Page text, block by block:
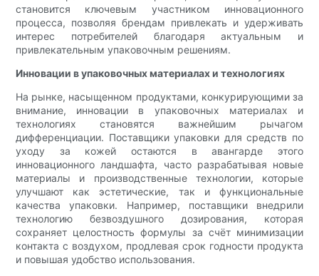
становится ключевым участником инновационного
процесса, позволяя брендам привлекать и удерживать
интерес потребителей благодаря актуальным и
привлекательным упаковочным решениям.
Инновации в упаковочных материалах и технологиях
На рынке, насыщенном продуктами, конкурирующими за
внимание, инновации в упаковочных материалах и
технологиях становятся важнейшим рычагом
дифференциации. Поставщики упаковки для средств по
уходу за кожей остаются в авангарде этого
инновационного ландшафта, часто разрабатывая новые
материалы и производственные технологии, которые
улучшают как эстетические, так и функциональные
качества упаковки. Например, поставщики внедрили
технологию безвоздушного дозирования, которая
сохраняет целостность формулы за счёт минимизации
контакта с воздухом, продлевая срок годности продукта
и повышая удобство использования.